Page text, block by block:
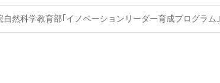
自然科学教育部｢イノベーションリーダー育成プログラム｣